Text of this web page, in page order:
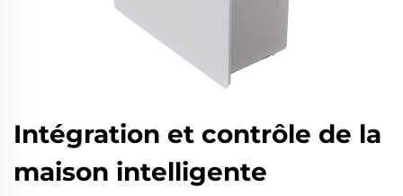
Intégration et contrôle de la
maison intelligente